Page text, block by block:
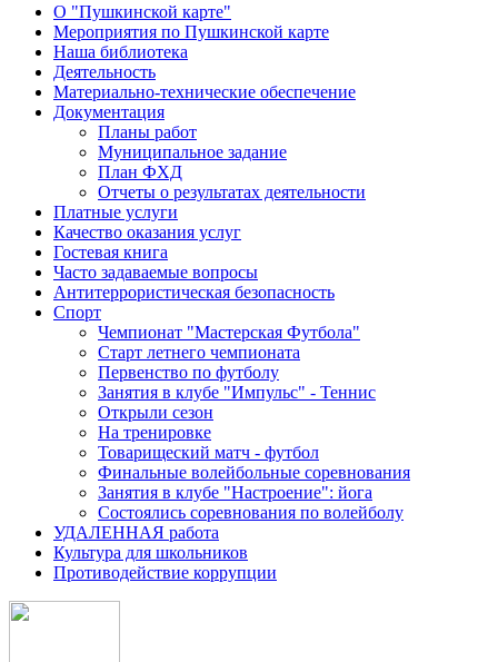
О "Пушкинской карте"
Мероприятия по Пушкинской карте
Наша библиотека
Деятельность
Материально-технические обеспечение
Документация
Планы работ
Муниципальное задание
План ФХД
Отчеты о результатах деятельности
Платные услуги
Качество оказания услуг
Гостевая книга
Часто задаваемые вопросы
Антитеррористическая безопасность
Спорт
Чемпионат "Мастерская Футбола"
Старт летнего чемпионата
Первенство по футболу
Занятия в клубе "Импульс" - Теннис
Открыли сезон
На тренировке
Товарищеский матч - футбол
Финальные волейбольные соревнования
Занятия в клубе "Настроение": йога
Состоялись соревнования по волейболу
УДАЛЕННАЯ работа
Культура для школьников
Противодействие коррупции